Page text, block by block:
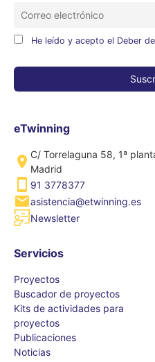
He leído y acepto el Deber
eTwinning
C/ Torrelaguna 58, 1ª
Madrid
91 3778377
asistencia@etwinning.es
Newsletter
Servicios
Proyectos
Buscador de proyectos
Kits de actividades para
proyectos
Publicaciones
Noticias